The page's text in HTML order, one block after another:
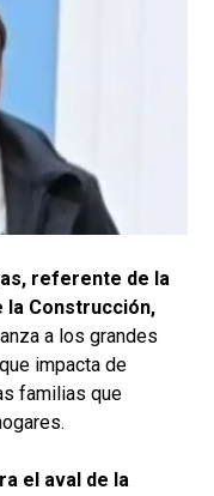
referente de la
la Construcción,
a los grandes
impacta de
familias que
el aval de la